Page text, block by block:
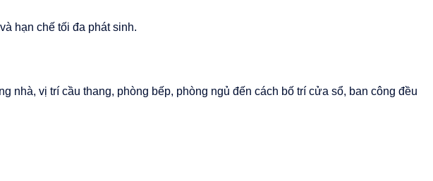
hạn chế tối đa phát sinh.
vị trí cầu thang, phòng bếp, phòng ngủ đến cách bố trí cửa sổ, ban công đều